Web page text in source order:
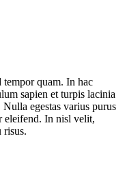
quam. In hac
sapien et turpis lacinia
egestas varius purus
eleifend. In nisl velit,
risus.